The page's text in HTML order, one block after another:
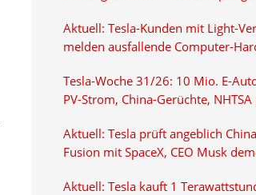
Aktuell: Tesla-Kunden mit Light-
melden ausfallende Computer-
Tesla-Woche 31/26: 10 Mio. E-
PV-Strom, China-Gerüchte,
Aktuell: Tesla prüft angeblich
Fusion mit SpaceX, CEO Musk
Aktuell: Tesla kauft 1